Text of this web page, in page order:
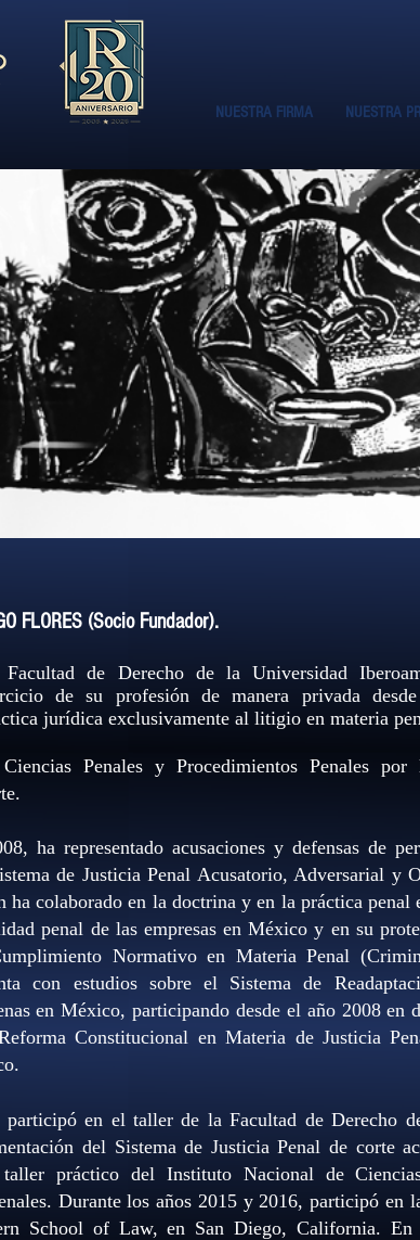
NUESTRA FIRMA NUESTRA
FLORES (Socio Fundador).
de Derecho de la Universidad
de su profesión de manera privada
jurídica exclusivamente al litigio en materia
Penales y Procedimientos Penales por
ha representado acusaciones y defensas de
de Justicia Penal Acusatorio, Adversarial y
ha colaborado en la doctrina y en la práctica penal
penal de las empresas en México y en su
Normativo en Materia Penal
con estudios sobre el Sistema de
en México, participando desde el año 2008 en
Constitucional en Materia de Justicia
en el taller de la Facultad de Derecho
del Sistema de Justicia Penal de corte
práctico del Instituto Nacional de
Durante los años 2015 y 2016, participó
School of Law, en San Diego, California.